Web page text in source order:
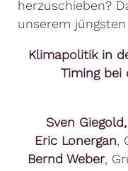
herzuschieben?
unserem
Klimapolitik in
Timing bei
Sven Giegold,
Eric Lonergan,
Bernd Weber,